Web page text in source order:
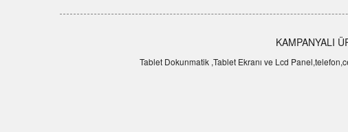
KAMPANYALI
Tablet Dokunmatik ,Tablet Ekranı ve Lcd